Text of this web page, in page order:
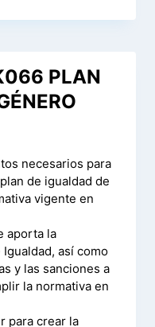
PLAN
necesarios para
de igualdad de
vigente en
aporta la
así como
y las sanciones a
la normativa en
para crear la